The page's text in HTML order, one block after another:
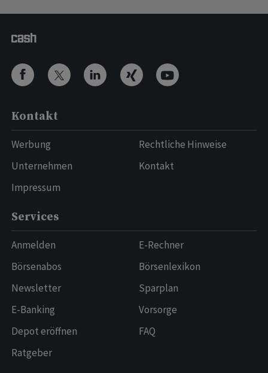
Kontakt
Werbung
Unternehmen
Impressum
Rechtliche Hinweise
Kontakt
Services
Anmelden
Börsenabos
Newsletter
E-Banking
Depot eröffnen
Ratgeber
E-Rechner
Börsenlexikon
Sparplan
Vorsorge
FAQ